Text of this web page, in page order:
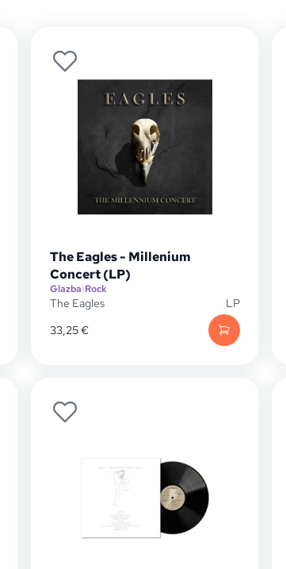
The Eagles - Millenium
Concert (LP)
Glazba|Rock
The Eagles
LP
33,25€